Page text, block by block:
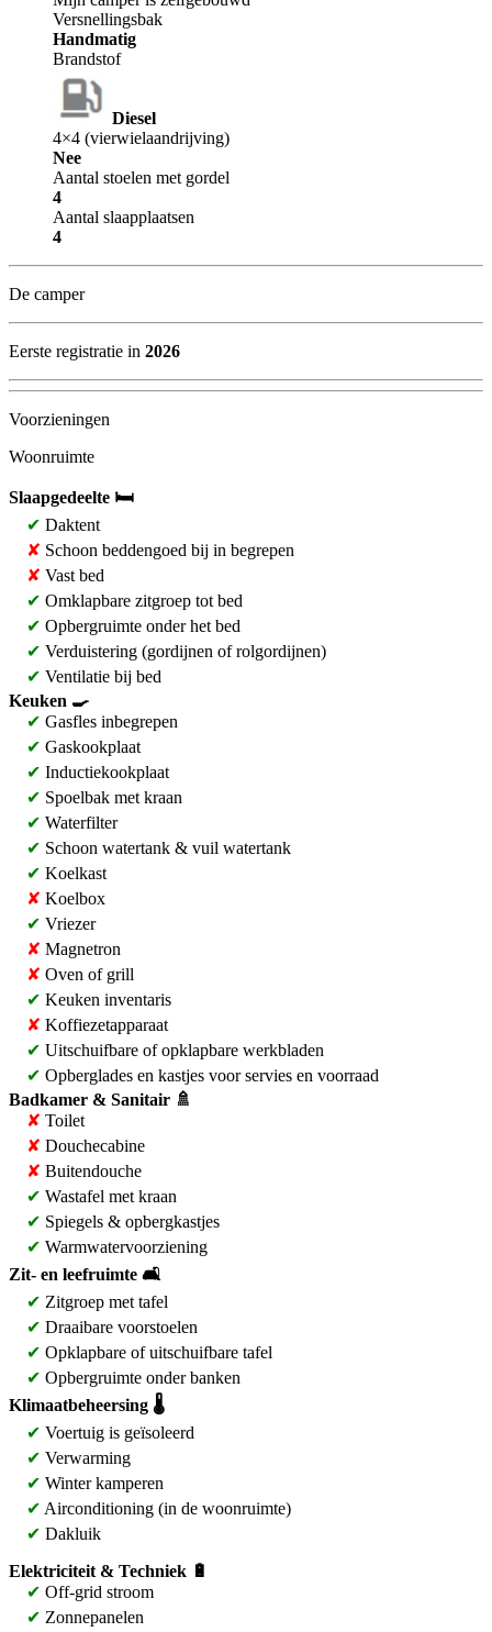
Versnellingsbak
Handmatig
Brandstof
Diesel
4×4 (vierwielaandrijving)
Nee
Aantal stoelen met gordel
4
Aantal slaapplaatsen
4
De camper
Eerste registratie in 2026
Voorzieningen
Woonruimte
Slaapgedeelte 🛏️
✔ Daktent
✘ Schoon beddengoed bij in begrepen
✘ Vast bed
✔ Omklapbare zitgroep tot bed
✔ Opbergruimte onder het bed
✔ Verduistering (gordijnen of rolgordijnen)
✔ Ventilatie bij bed
Keuken 🍳
✔ Gasfles inbegrepen
✔ Gaskookplaat
✔ Inductiekookplaat
✔ Spoelbak met kraan
✔ Waterfilter
✔ Schoon watertank & vuil watertank
✔ Koelkast
✘ Koelbox
✔ Vriezer
✘ Magnetron
✘ Oven of grill
✔ Keuken inventaris
✘ Koffiezetapparaat
✔ Uitschuifbare of opklapbare werkbladen
✔ Opberglades en kastjes voor servies en voorraad
Badkamer & Sanitair 🚿
✘ Toilet
✘ Douchecabine
✘ Buitendouche
✔ Wastafel met kraan
✔ Spiegels & opbergkastjes
✔ Warmwatervoorziening
Zit- en leefruimte 🛋️
✔ Zitgroep met tafel
✔ Draaibare voorstoelen
✔ Opklapbare of uitschuifbare tafel
✔ Opbergruimte onder banken
Klimaatbeheersing 🌡️
✔ Voertuig is geïsoleerd
✔ Verwarming
✔ Winter kamperen
✔ Airconditioning (in de woonruimte)
✔ Dakluik
Elektriciteit & Techniek 🔋
✔ Off-grid stroom
✔ Zonnepanelen